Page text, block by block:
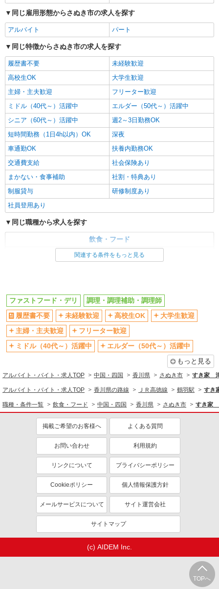
同じ雇用形態からさぬき市の求人を探す
アルバイト パート
同じ特徴からさぬき市の求人を探す
履歴書不要
未経験歓迎
高校生OK
大学生歓迎
主婦・主夫歓迎
フリーター歓迎
ミドル（40代～）活躍中
エルダー（50代～）活躍中
シニア（60代～）活躍中
週2～3日勤務OK
短時間勤務（1日4h以内）OK
深夜
車通勤OK
扶養内勤務OK
交通費支給
社会保険あり
まかない・食事補助
社割・特典あり
制服貸与
研修制度あり
社員登用あり
同じ職種から求人を探す
飲食・フード
ファストフード・デリ
調理・調理補助・調理師
大学生歓迎
ミドル（40代～）活躍中
週2～3日勤務OK
短時間勤務（1日4h以内）OK
深夜
車通勤OK
扶養内勤務OK
交通費支給
社員登用あり
関連する条件をもっと見る
TOPへ
ファストフード・デリ
調理・調理補助・調理師
履歴書不要
未経験歓迎 高校生OK
大学生歓迎
主婦・主夫歓迎
フリーター歓迎
ミドル（40代～）活躍中
エルダー（50代～）活躍中
もっと見る
アルバイト・バイト・求人TOP 中国・四国 香川県 さぬき市 すき家
アルバイト・バイト・求人TOP 香川県の路線 ＪＲ高徳線 鶴羽駅 すき
職種・条件一覧 飲食・フード 中国・四国 香川県 さぬき市 すき家
掲載ご希望のお客様へ よくある質問
お問い合わせ 利用規約
リンクについて プライバシーポリシー
Cookieポリシー 個人情報保護方針
メールサービスについて サイト運営会社
サイトマップ
(c) AIDEM Inc.